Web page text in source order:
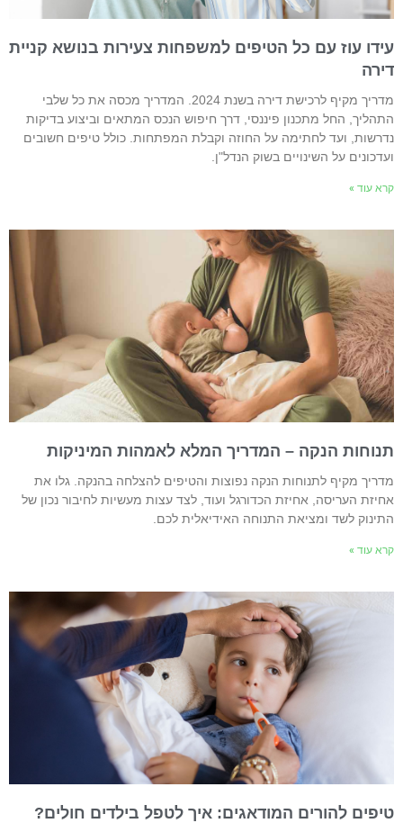
עוז עם כל הטיפים למשפחות צעירות בנושא קניית
מדריך מקיף לרכישת דירה בשנת 2024. המדריך מכסה את כל שלבי
החל מתכנון פיננסי, דרך חיפוש הנכס המתאים וביצוע בדיקות
ועד לחתימה על החוזה וקבלת המפתחות. כולל טיפים חשובים
על השינויים בשוק הנדל"ן.
עוד »
הנקה – המדריך המלא לאמהות המיניקות
מקיף לתנוחות הנקה נפוצות והטיפים להצלחה בהנקה. גלו את
העריסה, אחיזת הכדורגל ועוד, לצד עצות מעשיות לחיבור נכון של
לשד ומציאת התנוחה האידיאלית לכם.
עוד »
להורים המודאגים: איך לטפל בילדים חולים?